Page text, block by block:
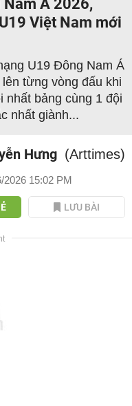
Nam Á 2026,
Việt Nam mới
U19 Đông Nam Á
từng vòng đấu khi
nhất bảng cùng 1 đội
nhất giành...
Hưng (Arttimes)
2026 15:02 PM
LƯU BÀI